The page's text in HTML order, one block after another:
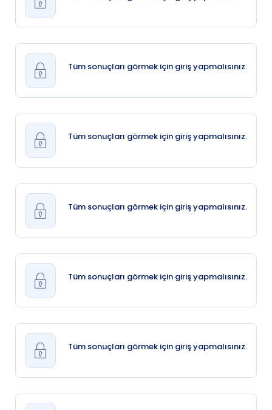
Tüm sonuçları görmek için giriş yapmalısınız.
Tüm sonuçları görmek için giriş yapmalısınız.
Tüm sonuçları görmek için giriş yapmalısınız.
Tüm sonuçları görmek için giriş yapmalısınız.
Tüm sonuçları görmek için giriş yapmalısınız.